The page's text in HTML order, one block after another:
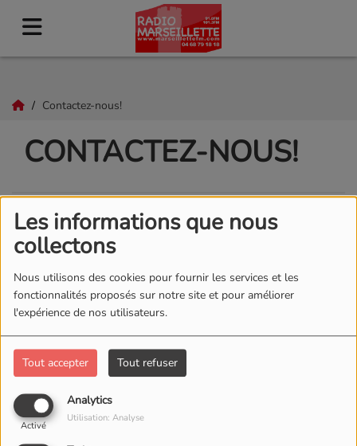
Les informations que nous
collectons
Nous utilisons des cookies pour fournir les services et les
fonctionnalités proposés sur notre site et pour améliorer
l'expérience de nos utilisateurs.
Tout accepter Tout refuser
Analytics
Activé
Utilisation: Analyse
Contactez-nous!
CONTACTEZ-NOUS!
Nom*
Email *
Site Web